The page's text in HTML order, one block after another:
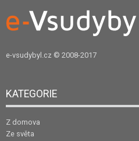
e-vsudybyl.cz © 2008-2017
KATEGORIE
Z domova
Ze světa